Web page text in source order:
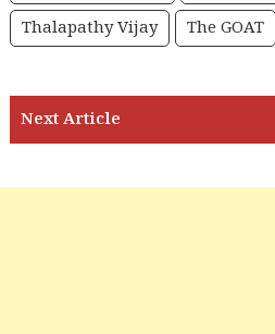
Thalapathy Vijay
The GOAT